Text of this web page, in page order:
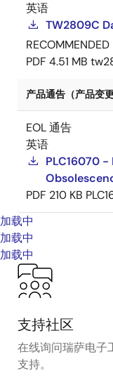
英语
TW2809C
RECOMMENDED
PDF 4.51 MB
产品通告（产品变
EOL 通告
英语
PLC16070
PDF 210 KB
加载中
加载中
加载中
支持社区
在线询问瑞萨电子
支持。